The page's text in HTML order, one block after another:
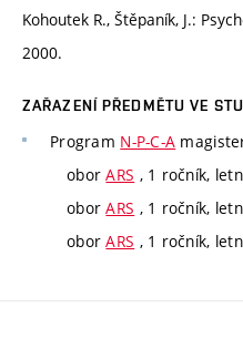
Kohoutek R., Štěpaník, J.:
2000.
ZAŘAZENÍ PŘEDMĚTU VE
Program N-P-C-A
oborARS , 1 ročník,
oborARS , 1 ročník,
oborARS , 1 ročník,